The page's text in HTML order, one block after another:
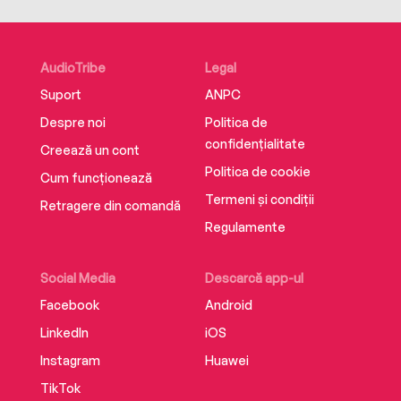
Editura Herald
ISBN 9786306550982
AudioTribe
Suport
Despre noi
Creează un cont
Cum funcționează
Retragere din comandă
Social Media
Facebook
LinkedIn
Instagram
TikTok
Descarcă app-ul
Android
iOS
Huawei
Legal
ANPC
Politica de
confidențialitate
Politica de cookie
Termeni și condiții
Regulamente